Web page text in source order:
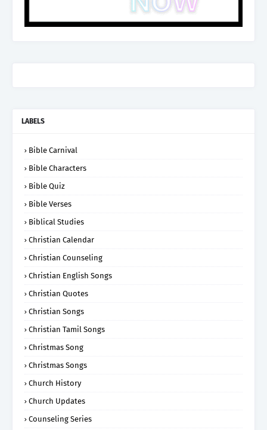
LABELS
Bible Carnival
Bible Characters
Bible Quiz
Bible Verses
Biblical Studies
Christian Calendar
Christian Counseling
Christian English Songs
Christian Quotes
Christian Songs
Christian Tamil Songs
Christmas Song
Christmas Songs
Church History
Church Updates
Counseling Series